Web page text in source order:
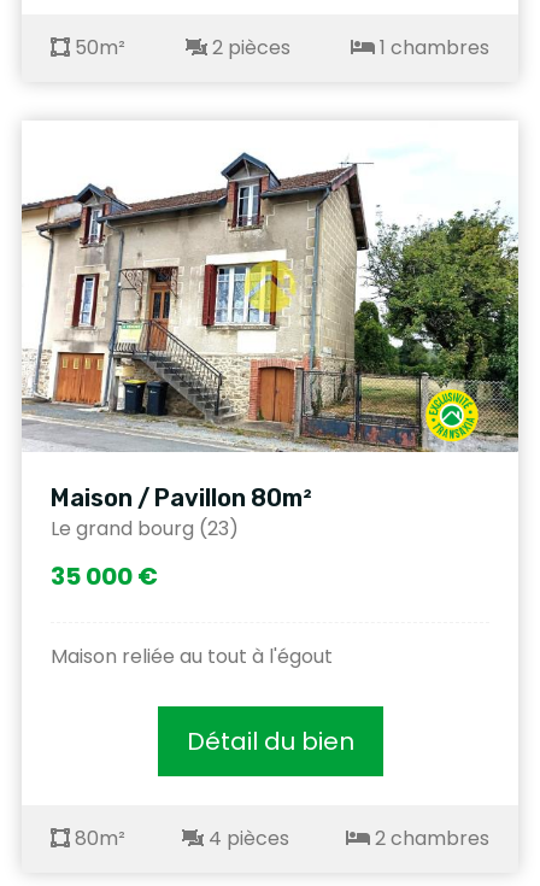
50m² 2 pièces 1 chambres
Maison / Pavillon 80m²
Le grand bourg (23)
35 000 €
Maison reliée au tout à l'égout
Détail du bien
80m² 4 pièces 2 chambres